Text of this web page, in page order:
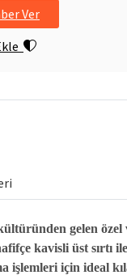
Ver
gelen
kavisli üst sırtı
işlemleri için ideal